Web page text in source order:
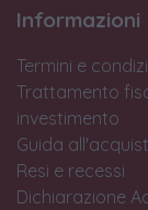
Informazioni
Termini e
Trattamento
investimento
Guida
Resi e recessi
Dichiarazione